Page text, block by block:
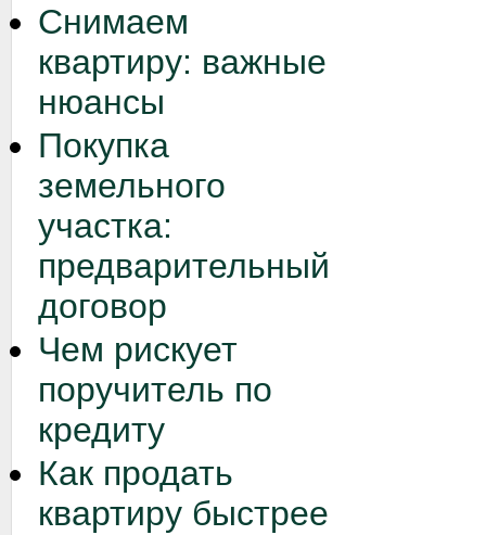
Снимаем
квартиру: важные
нюансы
Покупка
земельного
участка:
предварительный
договор
Чем рискует
поручитель по
кредиту
Как продать
квартиру быстрее